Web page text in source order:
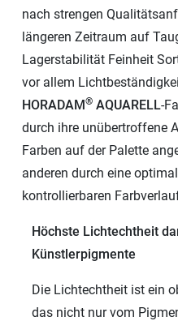
nach strengen
längeren Zeitraum auf
Lagerstabilität Feinheit
vor allem
HORADAM® AQUARELL-
durch ihre unübertroffene
Farben auf der Palette
anderen durch eine
kontrollierbaren
Höchste Lichtechtheit
Künstlerpigmente
Die Lichtechtheit ist ein
das nicht nur vom